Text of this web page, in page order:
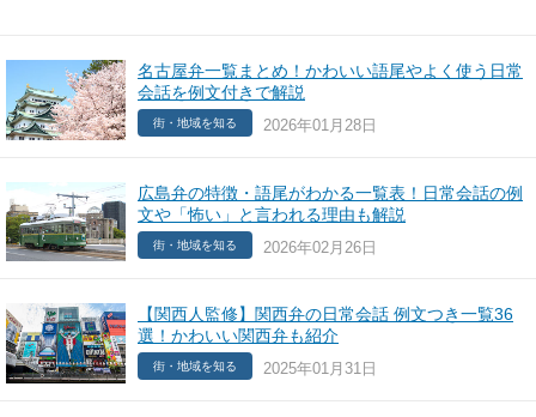
名古屋弁一覧まとめ！かわいい語尾やよく使う日常
会話を例文付きで解説
街・地域を知る 2026年01月28日
広島弁の特徴・語尾がわかる一覧表！日常会話の例
文や「怖い」と言われる理由も解説
街・地域を知る 2026年02月26日
【関西人監修】関西弁の日常会話 例文つき一覧36
選！かわいい関西弁も紹介
街・地域を知る 2025年01月31日